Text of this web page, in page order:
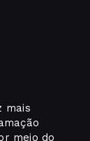
mais
meio do